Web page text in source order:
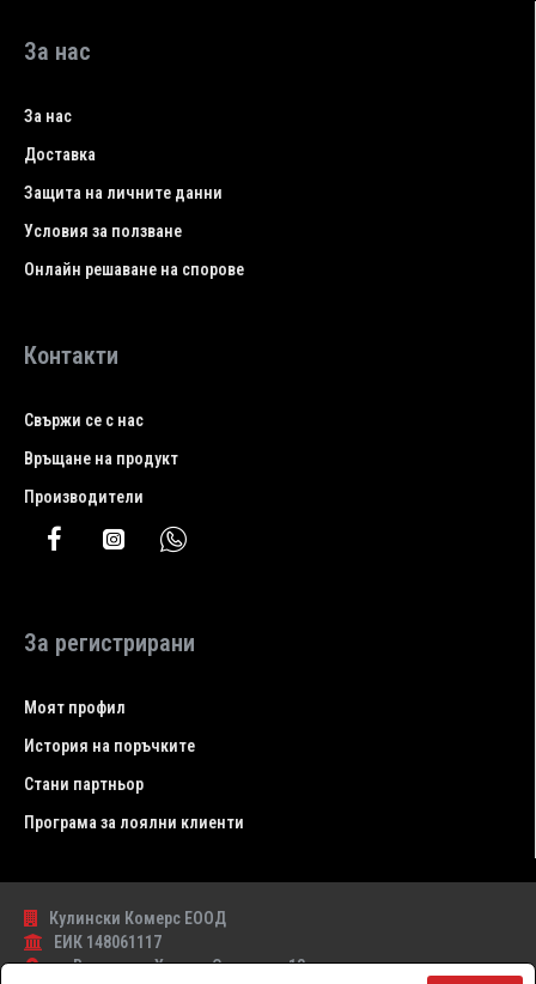
За нас
За нас
Доставка
Защита на личните данни
Условия за ползване
Онлайн решаване на спорове
Контакти
Свържи се с нас
Връщане на продукт
Производители
За регистрирани
Моят профил
История на поръчките
Стани партньор
Програма за лоялни клиенти
Кулински Комерс ЕООД
ЕИК 148061117
гр.Варна , ул. Христо Самсаров 13